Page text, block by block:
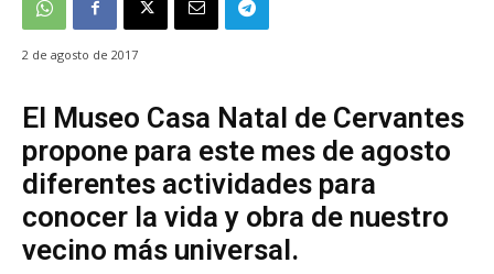
2 de agosto de 2017
El Museo Casa Natal de Cervantes
propone para este mes de agosto
diferentes actividades para
conocer la vida y obra de nuestro
vecino más universal.